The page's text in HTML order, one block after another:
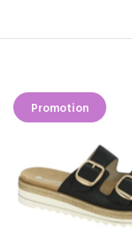
Promotion